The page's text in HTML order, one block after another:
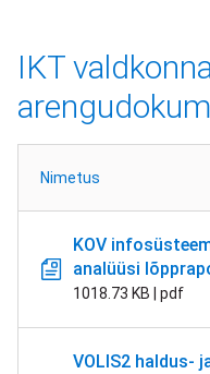
IKT
Nimetus
KOV
analüüsi
1018.73 KB | pdf
VOLIS2 haldus-